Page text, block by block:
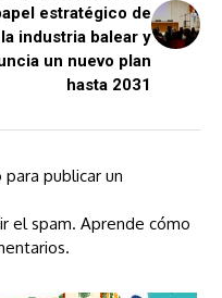
estratégico de
la industria balear y
un nuevo plan
hasta 2031
para publicar un
el spam. Aprende cómo